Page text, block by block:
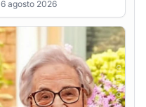
6 agosto 2026